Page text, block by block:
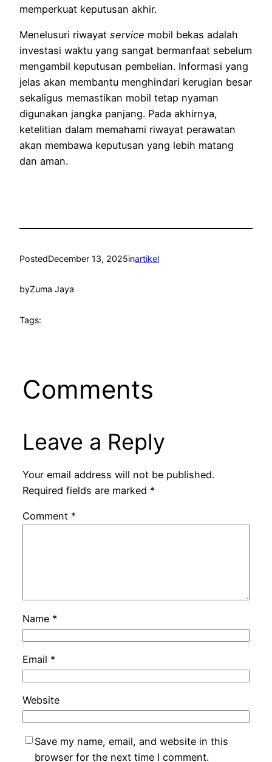
memperkuat keputusan akhir.
Menelusuri riwayat service mobil bekas adalah
investasi waktu yang sangat bermanfaat sebelum
mengambil keputusan pembelian. Informasi yang
jelas akan membantu menghindari kerugian besar
sekaligus memastikan mobil tetap nyaman
digunakan jangka panjang. Pada akhirnya,
ketelitian dalam memahami riwayat perawatan
akan membawa keputusan yang lebih matang
dan aman.
PostedDecember 13, 2025inartikel
byZuma Jaya
Tags:
Comments
Leave a Reply
Your email address will not be published.
Required fields are marked *
Comment *
Name *
Email *
Website
Save my name, email, and website in this
browser for the next time I comment.